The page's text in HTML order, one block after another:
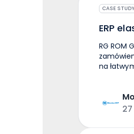
CASE STUDY
ERP
RG ROM
na
narzędziu
Firmie
zarząd